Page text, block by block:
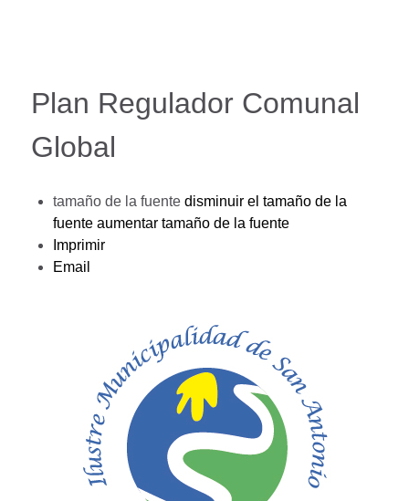
Plan Regulador Comunal
Global
tamaño de la fuente disminuir el tamaño de la
fuente aumentar tamaño de la fuente
Imprimir
Email